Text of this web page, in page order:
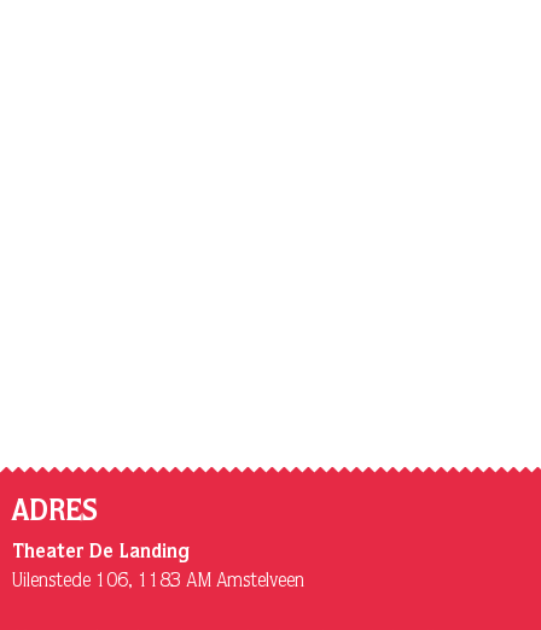
ADRES
Theater De Landing
Uilenstede 106, 1183 AM Amstelveen